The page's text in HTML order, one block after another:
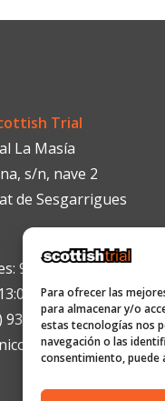
Para ofrecer las
para almacenar y/o
estas tecnologías nos
navegación o las
consentimiento, puede
Trial
La Masía
s/n, nave 2
de Sesgarrigues
9:00h a 13:00h y de
938199330
info@scottish-